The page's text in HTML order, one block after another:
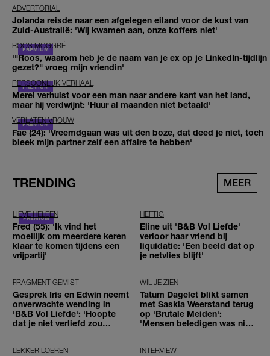
ADVERTORIAL
Jolanda reisde naar een afgelegen eiland voor de kust van
Zuid-Australië: 'Wij kwamen aan, onze koffers niet'
ROOS MOGGRÉ
'"Roos, waarom heb je de naam van je ex op je LinkedIn-tijdlijn
gezet?" vroeg mijn vriendin'
PERSOONLIJK VERHAAL
Merel verhuist voor een man naar andere kant van het land,
maar hij verdwijnt: 'Huur al maanden niet betaald'
VERLATEN VROUW
Fae (24): 'Vreemdgaan was uit den boze, dat deed je niet, toch
bleek mijn partner zelf een affaire te hebben'
TRENDING MEER
LIEVE HELEEN
Fred (55): 'Ik vind het
moeilijk om meerdere keren
klaar te komen tijdens een
vrijpartij'
HEFTIG
Eline uit 'B&B Vol Liefde'
verloor haar vriend bij
liquidatie: 'Een beeld dat op
je netvlies blijft'
FRAGMENT GEMIST
Gesprek Iris en Edwin neemt
onverwachte wending in
'B&B Vol Liefde': 'Hoopte
dat je niet verliefd zou
WIL JE ZIEN
Tatum Dagelet blikt samen
met Saskia Weerstand terug
op 'Brutale Meiden':
'Mensen beledigen was niet
LEKKER LOEREN INTERVIEW